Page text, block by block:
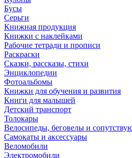
Бусы
Серьги
Книжная продукция
Книжки с наклейками
Рабочие тетради и прописи
Раскраски
Сказки, рассказы, стихи
Энциклопедии
Фотоальбомы
Книжки для обучения и развития
Книги для малышей
Детский транспорт
Толокары
Велосипеды, беговелы и
Самокаты и аксессуары
Веломобили
Электромобили